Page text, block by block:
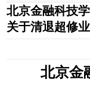
北京金融科技
关于清退超修
北京金